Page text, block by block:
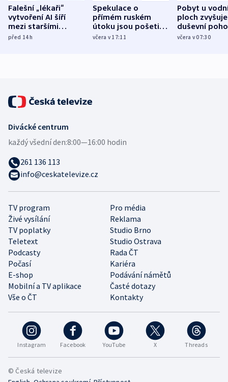
Falešní „lékaři“
vytvoření AI šíří
mezi staršími
Poláky nebezpečné
před 14h
Spekulace o
přímém ruském
útoku jsou pošetilé,
míní estonský
včera v 17:11
Pobyt u
ploch zvyšuje
duševní
ukázala
včera v 07:30
Instagram Facebook YouTube X Threads
TV program
Pro média
Živé vysílání
Reklama
TV poplatky
Studio Brno
Teletext
Studio Ostrava
Podcasty
Rada ČT
Počasí
Kariéra
E-shop
Podávání námětů
Mobilní a TV aplikace
Časté dotazy
Vše o ČT
Kontakty
Divácké centrum
každý všední den:8:00—16:00 hodin
261 136 113
info@ceskatelevize.cz
© Česká televize